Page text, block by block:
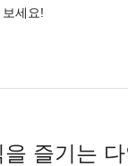
세요!
즐기는